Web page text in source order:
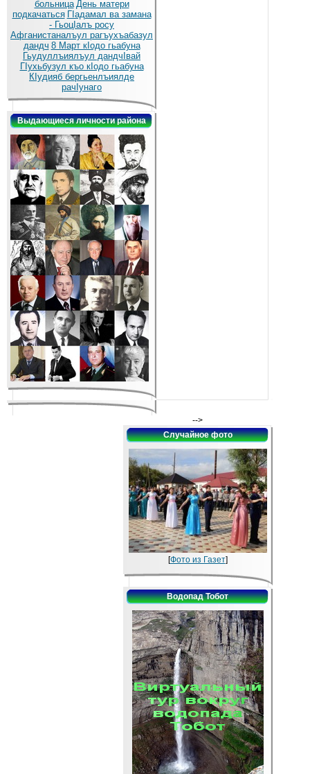
больница День матери
подкачаться ГIадамал ва замана
- ГьоцIалъ росу
Афганистаналъул рагъухъабазул
дандч 8 Март кIодо гьабуна
Гьудуллъиялъул дандчIвай
ГIухьбузул къо кIодо гьабуна
КIудияб бергьенлъиялде
рачIунаго
Выдающиеся личности района
-->
Случайное фото
[Фото из Газет]
Водопад Тобот